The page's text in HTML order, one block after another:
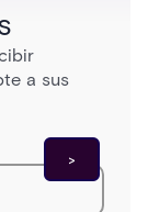
a sus